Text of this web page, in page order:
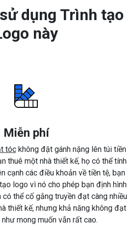
dụng Trình tạo
này
Miễn phí
tóckhông đặt gánh nặng lên túi tiền
thuê một nhà thiết kế, họ có thể tính
cạnh các điều khoản về tiền tệ, bạn
logo vì nó cho phép bạn định hình
thể cố gắng truyền đạt càng nhiều
thiết kế, nhưng khả năng không đạt
mong muốn vẫn rất cao.